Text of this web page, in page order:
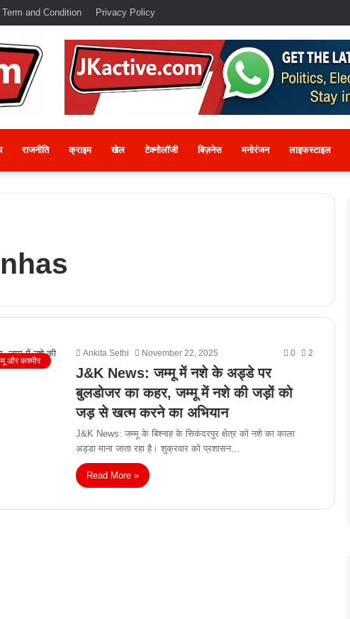
Term and Condition Privacy Policy
राजनीति क्राइम खेल टेक्नोलॉजी बिज़नेस मनोरंजन लाइफस्टाइल
और कश्मीर
Ankita Sethi November 22, 2025 0 2
J&K News: जम्मू में नशे के अड्डे पर
बुलडोजर का कहर, जम्मू में नशे की जड़ों को
जड़ से खत्म करने का अभियान
J&K News: जम्मू के बिश्नाह के सिकंदरपुर क्षेत्र को नशे का काला
अड्डा माना जाता रहा है। शुक्रवार को प्रशासन…
Read More »